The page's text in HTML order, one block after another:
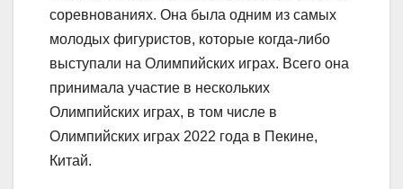
соревнованиях. Она была одним из самых
молодых фигуристов, которые когда-либо
выступали на Олимпийских играх. Всего она
принимала участие в нескольких
Олимпийских играх, в том числе в
Олимпийских играх 2022 года в Пекине,
Китай.